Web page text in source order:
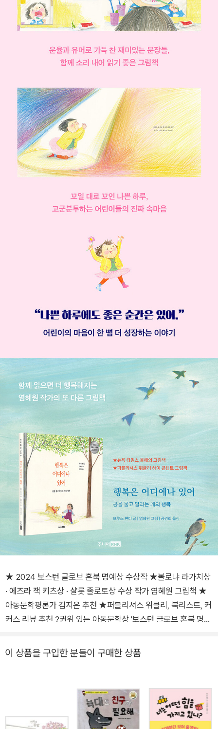
★ 2024 보스턴 글로브 혼북 명예상 수상작 ★볼로냐 라가치상
· 에즈라 잭 키츠상 · 샬롯 졸로토상 수상 작가 염혜원 그림책 ★
아동문학평론가 김지은 추천 ★퍼블리셔스 위클리, 북리스트, 커
커스 리뷰 추천 ?권위 있는 아동문학상 '보스턴 글로브 혼북 명예
수상 작가 염혜원 그림책 _독자들을 무장 해제시키는 사랑스러운
장 해제시키는 사랑스러운 그림책으로 또 한 번 독자들을 찾아왔
다. 주니어RHK에서 출간된 작가의 전작 《행복은 어디에나 있
어》에서 어린이들의 일상 속 행복의 순간들을 차분하고 다정한
이 상품을 구입한 분들이 구매한 상품